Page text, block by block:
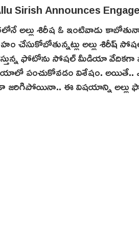
అల్లు శిరీష ఓ ఇంటివాడు
చేసుకోబోతున్నట్లు అల్లు శిరీష్
ఫోటోను సోషల్ మీడియా వేదికగా
పంచుకోవడం విశేషం. అయితే..
జరిగిపోయినా.. ఈ విషయాన్ని అల్లు